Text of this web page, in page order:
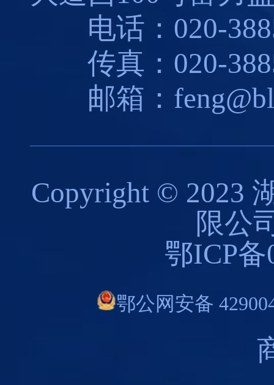
电话：020-
传真：020-
邮箱：
Copyright © 2023
限公
鄂ICP备
鄂公网安备